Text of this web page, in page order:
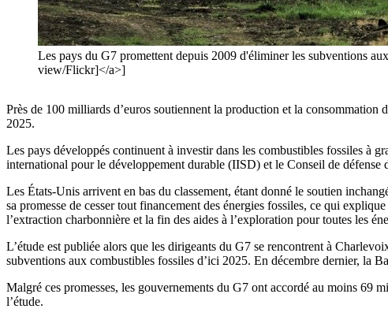
Les pays du G7 promettent depuis 2009 d'éliminer les subventions
view/Flickr]</a>]
Près de 100 milliards d’euros soutiennent la production et la consommation
2025.
Les pays développés continuent à investir dans les combustibles fossiles à
international pour le développement durable (IISD) et le Conseil de défense
Les États-Unis arrivent en bas du classement, étant donné le soutien
sa promesse de cesser tout financement des énergies fossiles, ce qui
l’extraction charbonnière et la fin des aides à l’exploration pour toutes les
L’étude est publiée alors que les dirigeants du G7 se rencontrent à
subventions aux combustibles fossiles d’ici 2025. En décembre dernier, la
Malgré ces promesses, les gouvernements du G7 ont accordé au moins 69
l’étude.